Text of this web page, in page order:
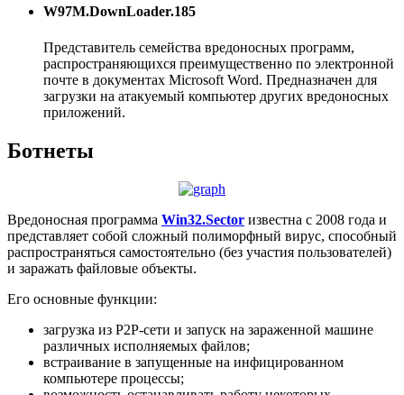
W97M.DownLoader.185
Представитель семейства вредоносных программ,
распространяющихся преимущественно по электронной
почте в документах Microsoft Word. Предназначен для
загрузки на атакуемый компьютер других вредоносных
приложений.
Ботнеты
Вредоносная программа Win32.Sector известна с 2008 года и
представляет собой сложный полиморфный вирус, способный
распространяться самостоятельно (без участия пользователей)
и заражать файловые объекты.
Его основные функции:
загрузка из P2P-сети и запуск на зараженной машине
различных исполняемых файлов;
встраивание в запущенные на инфицированном
компьютере процессы;